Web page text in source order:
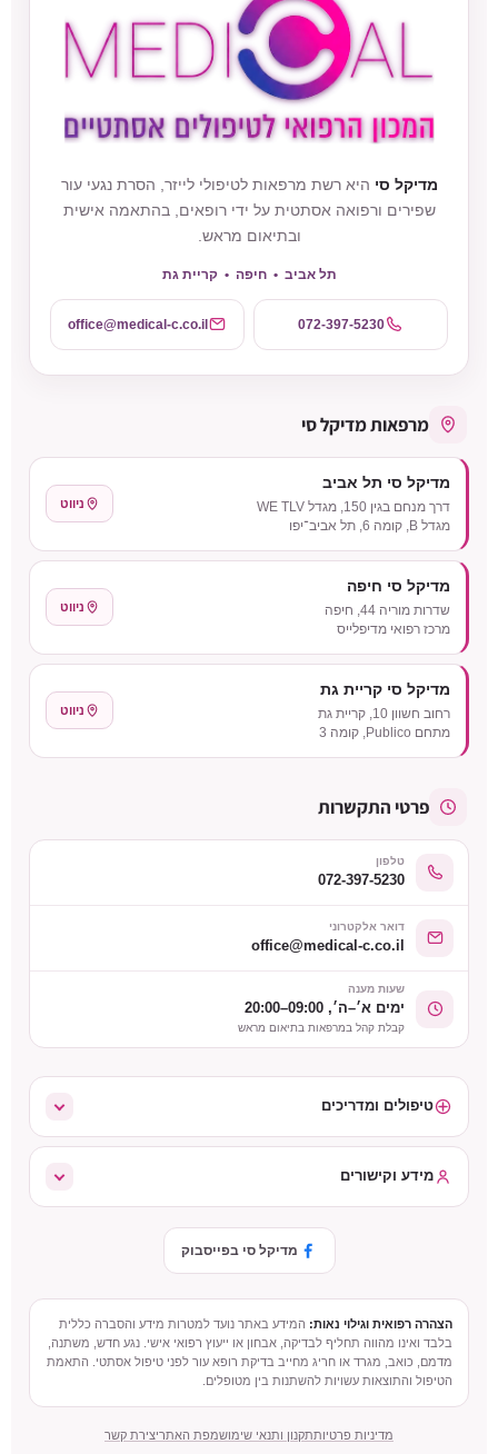
מדיקל סיהיא רשת מרפאות לטיפולי לייזר, הסרת נגעי עור
שפירים ורפואה אסתטית על ידי רופאים, בהתאמה אישית
ובתיאום מראש.
תל אביב • חיפה • קריית גת
072-397-5230
office@medical-c.co.il
מרפאות מדיקל סי
מדיקל סי תל אביב
דרך מנחם בגין 150, מגדל WE TLV
מגדל B, קומה 6, תל אביב־יפו
ניווט
מדיקל סי חיפה
שדרות מוריה 44, חיפה
מרכז רפואי מדיפלייס
ניווט
מדיקל סי קריית גת
רחוב חשוון 10, קריית גת
מתחם Publico, קומה 3
ניווט
פרטי התקשרות
טלפון
072-397-5230
דואר אלקטרוני
office@medical-c.co.il
שעות מענה
ימים א׳–ה׳, 09:00–20:00
קבלת קהל במרפאות בתיאום מראש
טיפולים ומדריכים
מידע וקישורים
מדיקל סי בפייסבוק
הצהרה רפואית וגילוי נאות:המידע באתר נועד למטרות מידע והסברה כללית
בלבד ואינו מהווה תחליף לבדיקה, אבחון או ייעוץ רפואי אישי. נגע חדש, משתנה,
מדמם, כואב, מגרד או חריג מחייב בדיקת רופא עור לפני טיפול אסתטי. התאמת
הטיפול והתוצאות עשויות להשתנות בין מטופלים.
מדיניות פרטיותתקנון ותנאי שימושמפת האתריצירת קשר